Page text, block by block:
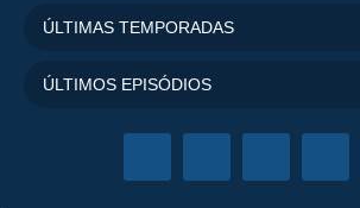
ÚLTIMAS TEMPORADAS
ÚLTIMOS EPISÓDIOS